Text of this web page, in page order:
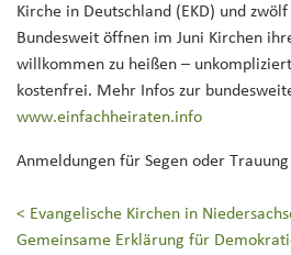
Kirche in Deutschland (EKD) und
Bundesweit öffnen im Juni Kirchen
willkommen zu heißen –
kostenfrei. Mehr Infos zur
www.einfachheiraten.info
Anmeldungen für Segen oder
< Evangelische Kirchen in
Gemeinsame Erklärung für